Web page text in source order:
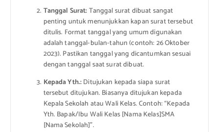
Tanggal Surat:Tanggal surat dibuat sangat
penting untuk menunjukkan kapan surat tersebut
ditulis. Format tanggal yang umum digunakan
adalah tanggal-bulan-tahun (contoh: 26 Oktober
2023). Pastikan tanggal yang dicantumkan sesuai
dengan tanggal saat surat dibuat.
Kepada Yth.:Ditujukan kepada siapa surat
tersebut ditujukan. Biasanya ditujukan kepada
Kepala Sekolah atau Wali Kelas. Contoh: “Kepada
Yth. Bapak/Ibu Wali Kelas [Nama Kelas]SMA
[Nama Sekolah]”.